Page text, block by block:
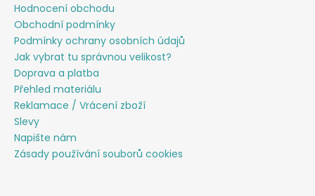
Hodnocení obchodu
Obchodní podmínky
Podmínky ochrany osobních údajů
Jak vybrat tu správnou velikost?
Doprava a platba
Přehled materiálu
Reklamace / Vrácení zboží
Slevy
Napište nám
Zásady používání souborů cookies